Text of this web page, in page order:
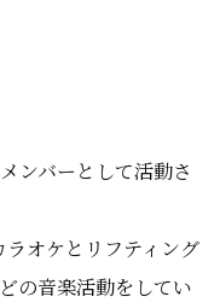
ンバーとして活動さ
オケとリフティング
の音楽活動をしてい